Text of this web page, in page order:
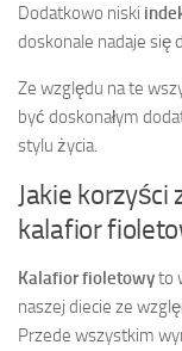
Dodatkowo niski
doskonale nadaje się
Ze względu na te
być doskonałym
stylu życia.
Jakie
kalafior
Kalafior fioletowyto
naszej diecie ze
Przede wszystkim